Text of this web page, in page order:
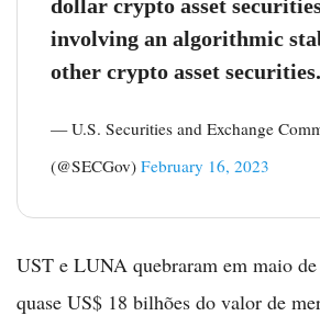
dollar crypto asset
involving an algorithmic
other crypto asset securities.
— U.S. Securities and Exchange
(@SECGov) February 16, 2023
UST e LUNA quebraram em maio
quase US$ 18 bilhões do valor de